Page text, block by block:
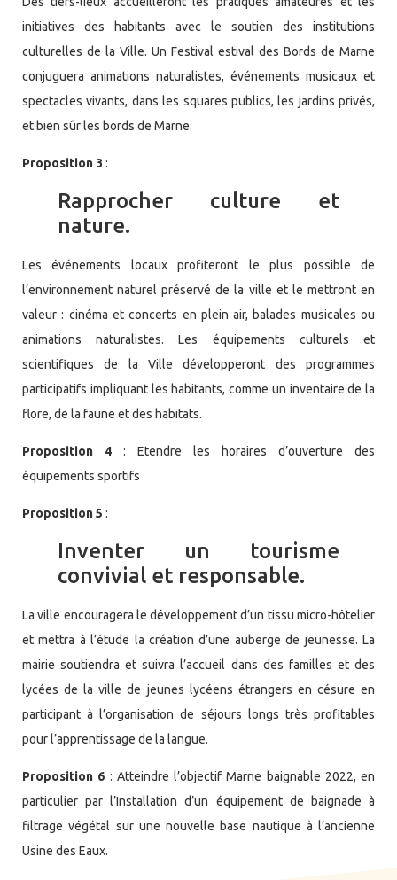
initiatives des habitants avec le soutien des institutions
culturelles de la Ville. Un Festival estival des Bords de Marne
conjuguera animations naturalistes, événements musicaux et
spectacles vivants, dans les squares publics, les jardins privés,
et bien sûr les bords de Marne.
Proposition 3 :
Rapprocher culture et
nature.
Les événements locaux profiteront le plus possible de
l’environnement naturel préservé de la ville et le mettront en
valeur : cinéma et concerts en plein air, balades musicales ou
animations naturalistes. Les équipements culturels et
scientifiques de la Ville développeront des programmes
participatifs impliquant les habitants, comme un inventaire de la
flore, de la faune et des habitats.
Proposition 4 : Etendre les horaires d’ouverture des
équipements sportifs
Proposition 5 :
Inventer un tourisme
convivial et responsable.
La ville encouragera le développement d’un tissu micro-hôtelier
et mettra à l’étude la création d’une auberge de jeunesse. La
mairie soutiendra et suivra l’accueil dans des familles et des
lycées de la ville de jeunes lycéens étrangers en césure en
participant à l’organisation de séjours longs très profitables
pour l’apprentissage de la langue.
Proposition 6 : Atteindre l’objectif Marne baignable 2022, en
particulier par l’Installation d’un équipement de baignade à
filtrage végétal sur une nouvelle base nautique à l’ancienne
Usine des Eaux.